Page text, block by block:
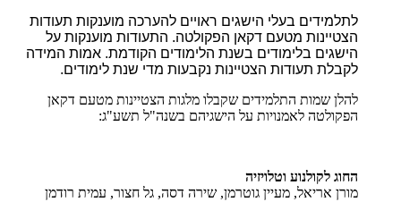
לתלמידים בעלי הישגים ראויים להערכה מוענקות תעודות
הצטיינות מטעם דקאן הפקולטה. התעודות מוענקות על
הישגים בלימודים בשנת הלימודים הקודמת. אמות המידה
לקבלת תעודות הצטיינות נקבעות מדי שנת לימודים.
להלן שמות התלמידים שקבלו מלגות הצטיינות מטעם דקאן
הפקולטה לאמנויות על הישגיהם בשנה"ל תשע"ג:
החוג לקולנוע וטלויזיה
מורן אריאל, מעיין גוטרמן, שירה דסה, גל חצור, עמית רודמן